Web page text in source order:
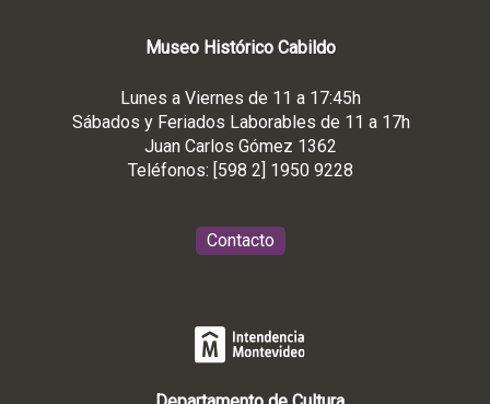
Museo Histórico Cabildo
Lunes a Viernes de 11 a 17:45h
Sábados y Feriados Laborables de 11 a 17h
Juan Carlos Gómez 1362
Teléfonos: [598 2] 1950 9228
Contacto